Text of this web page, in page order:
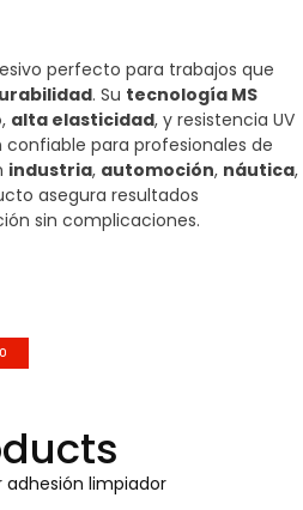
perfecto para trabajos que
. Su tecnología MS
, alta elasticidad, y resistencia UV
para profesionales de
industria, automoción, náutica,
asegura resultados
sin complicaciones.